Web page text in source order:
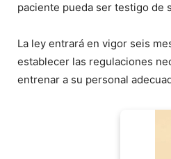
paciente pueda ser testigo de
La ley entrará en vigor seis
establecer las regulaciones
entrenar a su personal